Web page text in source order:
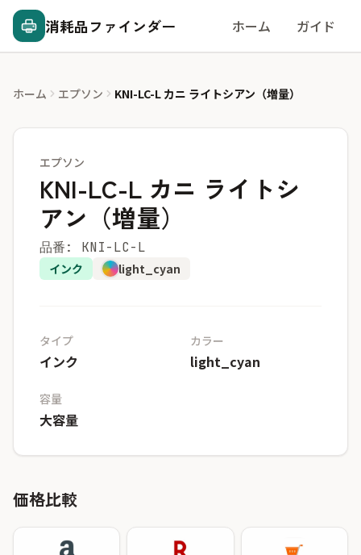
消耗品ファインダー ホーム ガイド
ホーム エプソン KNI-LC-L カニ ライトシアン（増量）
エプソン
KNI-LC-L カニ ライトシ
アン（増量）
品番: KNI-LC-L
インク light_cyan
タイプ
インク
カラー
light_cyan
容量
大容量
価格比較